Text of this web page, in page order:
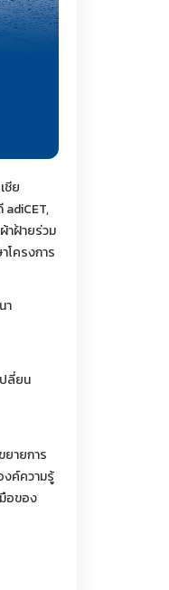
ชีย
าฝ้ายร่วม
โครงการ
า
ลี่ยน
ายการ
ค์ความรู้
อของ